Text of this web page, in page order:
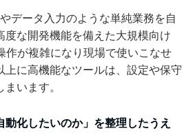
データ入力のような単純業務を自
度な開発機能を備えた大規模向け
作が複雑になり現場で使いこなせ
上に高機能なツールは、設定や保守
います。
動化したいのか」を整理したうえ